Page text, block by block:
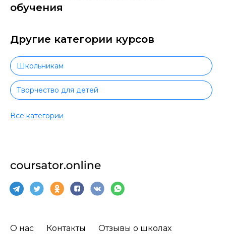
обучения
Другие категории курсов
Школьникам
Творчество для детей
Спорт для детей
Маркетинг для детей
Иностранные языки для детей
Все категории
О нас Контакты Отзывы о школах